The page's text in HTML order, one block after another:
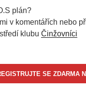
plán?
v komentářích nebo
klubu Činžovníci
SE ZDARMA